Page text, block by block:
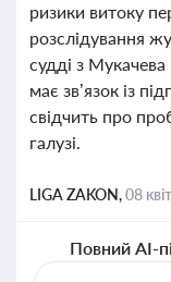
ризики витоку
розслідування
судді з
має зв’язок із
свідчить про
галузі.
LIGA ZAKON,08
Повний AI-